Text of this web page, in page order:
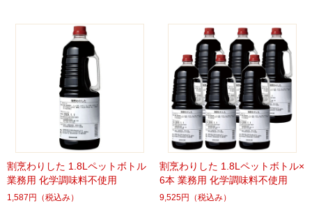
割烹わりした 1.8Lペットボトル
業務用 化学調味料不使用
1,587円 （税込み）
割烹わりした 1.8Lペットボトル×
6本 業務用 化学調味料不使用
9,525円 （税込み）